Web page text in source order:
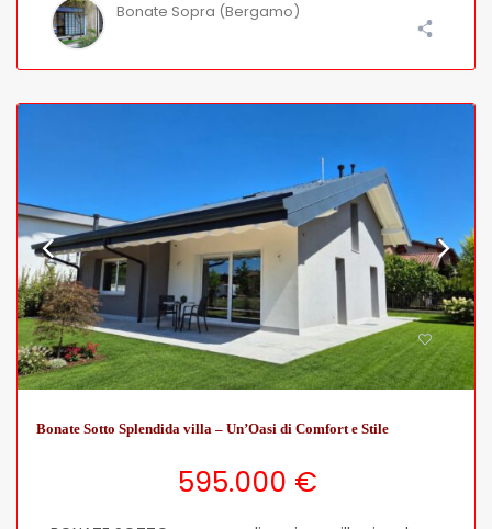
Bonate Sopra (Bergamo)
Bonate Sotto Splendida villa – Un’Oasi di Comfort e Stile
595.000 €